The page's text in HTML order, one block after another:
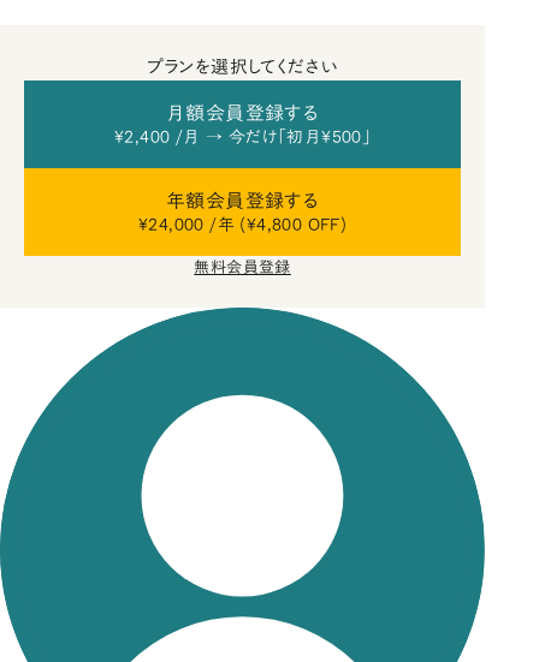
プランを選択してください
月額会員登録する
¥2,400 /月 → 今だけ「初月¥500」
年額会員登録する
¥24,000 /年 (¥4,800 OFF)
無料会員登録